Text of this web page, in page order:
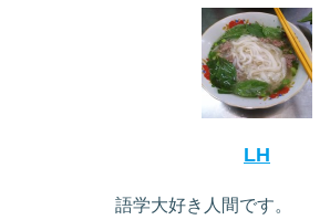
LH
語学大好き人間です。